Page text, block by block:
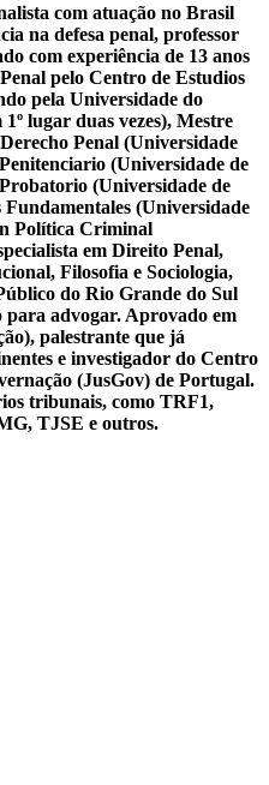
com atuação no Brasil
na defesa penal, professor
com experiência de 13 anos
pelo Centro de Estudios
pela Universidade do
lugar duas vezes), Mestre
Penal (Universidade
(Universidade de
(Universidade de
(Universidade
Política Criminal
em Direito Penal,
Filosofia e Sociologia,
do Rio Grande do Sul
para advogar. Aprovado em
palestrante que já
e investigador do Centro
(JusGov) de Portugal.
tribunais, como TRF1,
TJSE e outros.